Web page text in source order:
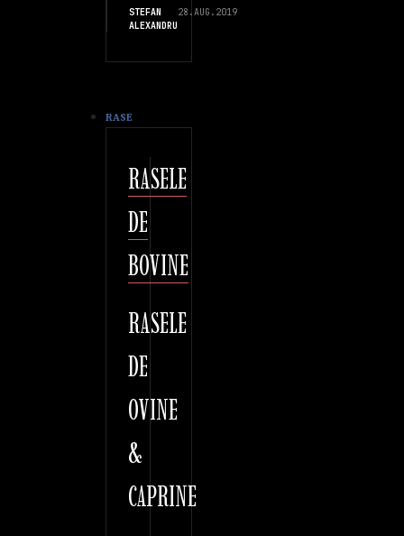
STEFAN
ALEXANDRU
28.AUG.2019
RASE
RASELE
DE
BOVINE
RASELE
DE
OVINE
&
CAPRINE